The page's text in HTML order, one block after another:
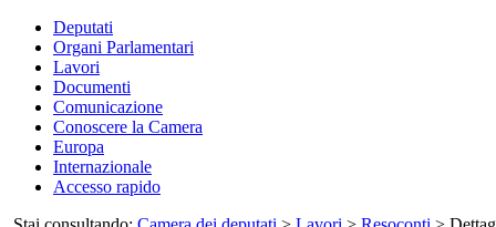
Deputati
Organi Parlamentari
Lavori
Documenti
Comunicazione
Conoscere la Camera
Europa
Internazionale
Accesso rapido